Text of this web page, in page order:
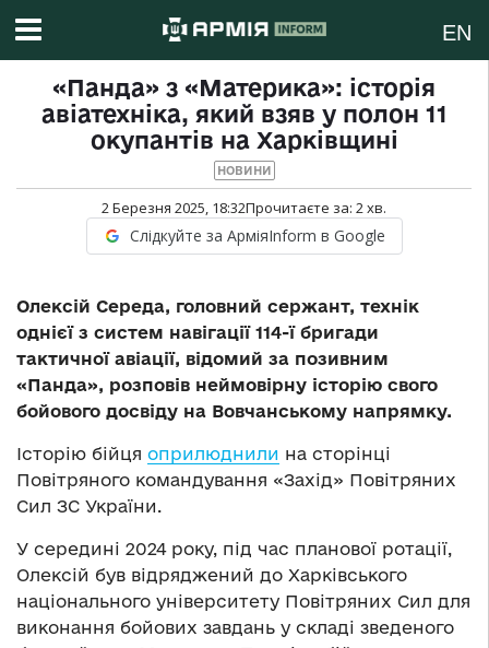
EN
«Панда» з «Материка»: історія
авіатехніка, який взяв у полон 11
окупантів на Харківщині
НОВИНИ
2 Березня 2025, 18:32Прочитаєте за: 2хв.
Слідкуйте за АрміяInform в Google
Олексій Середа, головний сержант, технік
однієї з систем навігації 114-ї бригади
тактичної авіації, відомий за позивним
«Панда», розповів неймовірну історію свого
бойового досвіду на Вовчанському напрямку.
Історію бійця оприлюднили на сторінці
Повітряного командування «Захід» Повітряних
Сил ЗС України.
У середині 2024 року, під час планової ротації,
Олексій був відряджений до Харківського
національного університету Повітряних Сил для
виконання бойових завдань у складі зведеного